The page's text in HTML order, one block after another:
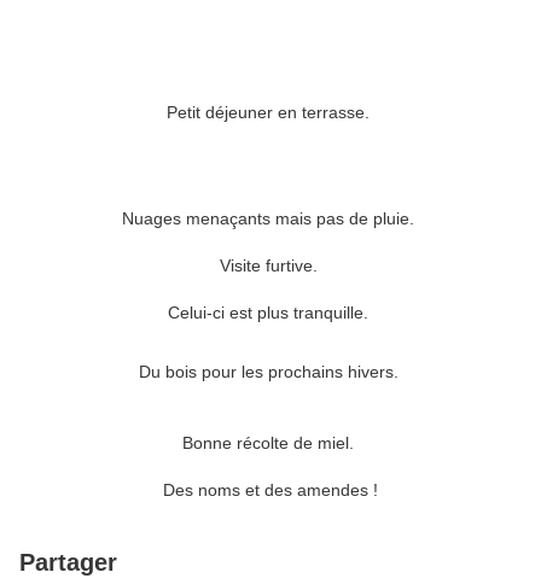
Petit déjeuner en terrasse.
Nuages menaçants mais pas de pluie.
Visite furtive.
Celui-ci est plus tranquille.
Du bois pour les prochains hivers.
Bonne récolte de miel.
Des noms et des amendes !
Partager